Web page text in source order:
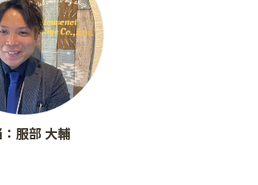
：服部 大輔